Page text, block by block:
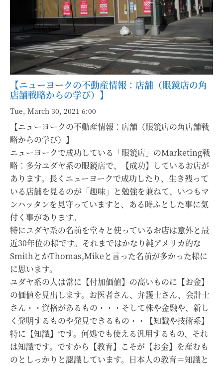
【ニューヨークの不動産情報：店舗（眼鏡店の角
店舗戦略からの学び）】
Tue, March 30, 2021 6:00
【ニューヨークの不動産情報：店舗（眼鏡店の角店舗戦
略からの学び）】
ニューヨークで成功している「眼鏡店」のMarketing戦
略：多分ユダヤ系の眼鏡店で、【成功】しているお店が
あります。長くニューヨークで成功したり、生き残って
いる店舗を見るのが「趣味」と勉強を兼ねて、いつもマ
ンハッタンを見守っていますと、ある時ふとした事に気
付く事があります。
特にユダヤ系の名前を堂々と使っているお店は意外と最
近30年位の様です。それまではかなり純アメリカ的な
SmithとかThomas,Mikeと言った名前が多かった様に
に思います。
ユダヤ系の人は常に【付加価値】の高いものに【お金】
の価値を見出します。お医者さん、弁護士さん、会計士
さん・・資格があるもの・・・そして株や金融や、新し
く発明するものや発見できるもの・・【知識や技術系】
特に【知識】です。何処でも使える汎用するもの、それ
は知識です。ですから【教育】こそが【お金】を産むも
のとしっかりと認識しています。日本人の教育＝知識と